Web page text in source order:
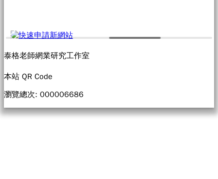
泰格老師網業研究工作室
本站 QR Code
瀏覽總次: 000006686